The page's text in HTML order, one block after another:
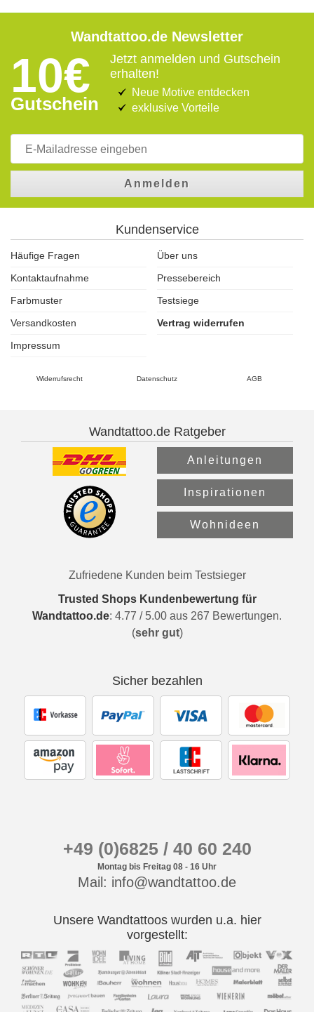
Wandtattoo.de Newsletter
10€
Gutschein
Jetzt anmelden und Gutschein
erhalten!
Neue Motive entdecken
exklusive Vorteile
Anmelden
Kundenservice
Häufige Fragen
Über uns
Kontaktaufnahme
Pressebereich
Farbmuster
Testsiege
Versandkosten
Vertrag widerrufen
Impressum
Widerrufsrecht Datenschutz AGB
Wandtattoo.de Ratgeber
Anleitungen
Inspirationen
Wohnideen
Zufriedene Kunden beim Testsieger
Trusted Shops Kundenbewertung für
Wandtattoo.de: 4.77 / 5.00 aus 267 Bewertungen.
(sehr gut)
Sicher bezahlen
+49 (0)6825 / 40 60 240
Montag bis Freitag 08 - 16 Uhr
Mail: info@wandtattoo.de
Unsere Wandtattoos wurden u.a. hier
vorgestellt: